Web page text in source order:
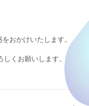
おかけいたします。
しくお願いします。